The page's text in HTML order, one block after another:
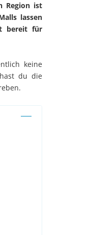
Region ist
lassen
bereit für
keine
du die